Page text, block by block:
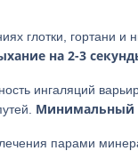
глотки, гортани
на 2-3
ингаляций
Минимальный
парами